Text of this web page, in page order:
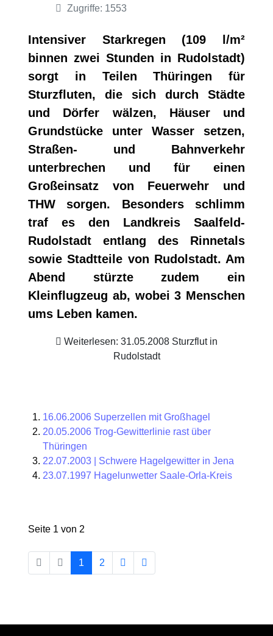
Zugriffe: 1553
Intensiver Starkregen (109 l/m²
binnen zwei Stunden in Rudolstadt)
sorgt in Teilen Thüringen für
Sturzfluten, die sich durch Städte
und Dörfer wälzen, Häuser und
Grundstücke unter Wasser setzen,
Straßen- und Bahnverkehr
unterbrechen und für einen
Großeinsatz von Feuerwehr und
THW sorgen. Besonders schlimm
traf es den Landkreis Saalfeld-
Rudolstadt entlang des Rinnetals
sowie Stadtteile von Rudolstadt. Am
Abend stürzte zudem ein
Kleinflugzeug ab, wobei 3 Menschen
ums Leben kamen.
Weiterlesen: 31.05.2008 Sturzflut in
Rudolstadt
16.06.2006 Superzellen mit Großhagel
20.05.2006 Trog-Gewitterlinie rast über
Thüringen
22.07.2003 | Schwere Hagelgewitter in Jena
23.07.1997 Hagelunwetter Saale-Orla-Kreis
Seite 1 von 2
1 2